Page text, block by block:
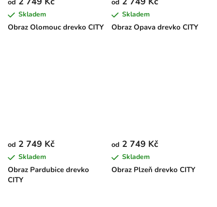
Obraz Olomouc drevko CITY
od
Skladem
Obraz Opava drevko CITY
od
Skladem
Obraz Pardubice drevko
CITY
od 2 749 Kč
Skladem
Obraz Plzeň drevko CITY
od 2 749 Kč
Skladem